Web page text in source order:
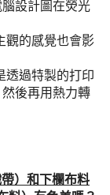
設計圖在熒光
觀的感覺也會影
透過特製的打印
後再用熱力轉
）和下欄布料